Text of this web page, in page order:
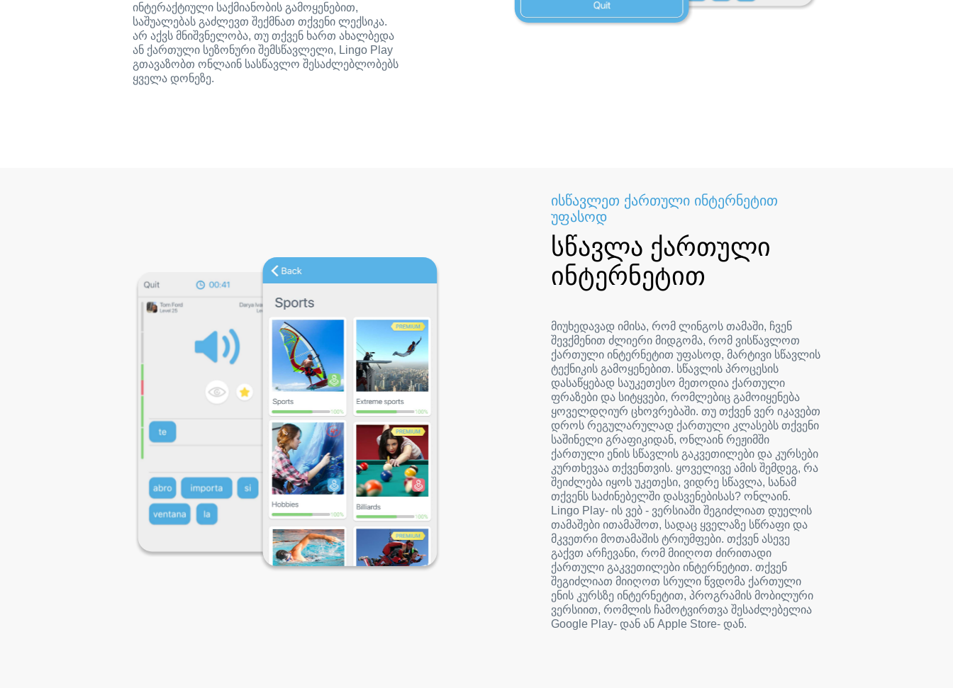
ინტერაქტიული საქმიანობის გამოყენებით,
საშუალებას გაძლევთ შექმნათ თქვენი ლექსიკა.
არ აქვს მნიშვნელობა, თუ თქვენ ხართ ახალბედა
ან ქართული სეზონური შემსწავლელი, Lingo Play
გთავაზობთ ონლაინ სასწავლო შესაძლებლობებს
ყველა დონეზე.
ისწავლეთ ქართული ინტერნეტით
უფასოდ
სწავლა ქართული
ინტერნეტით
მიუხედავად იმისა, რომ ლინგოს თამაში, ჩვენ
შევქმენით ძლიერი მიდგომა, რომ ვისწავლოთ
ქართული ინტერნეტით უფასოდ, მარტივი სწავლის
ტექნიკის გამოყენებით. სწავლის პროცესის
დასაწყებად საუკეთესო მეთოდია ქართული
ფრაზები და სიტყვები, რომლებიც გამოიყენება
ყოველდღიურ ცხოვრებაში. თუ თქვენ ვერ იკავებთ
დროს რეგულარულად ქართული კლასებს თქვენი
საშინელი გრაფიკიდან, ონლაინ რეჟიმში
ქართული ენის სწავლის გაკვეთილები და კურსები
კურთხევაა თქვენთვის. ყოველივე ამის შემდეგ, რა
შეიძლება იყოს უკეთესი, ვიდრე სწავლა, სანამ
თქვენს საძინებელში დასვენებისას? ონლაინ.
Lingo Play- ის ვებ - ვერსიაში შეგიძლიათ დუელის
თამაშები ითამაშოთ, სადაც ყველაზე სწრაფი და
მკვეთრი მოთამაშის ტრიუმფები. თქვენ ასევე
გაქვთ არჩევანი, რომ მიიღოთ ძირითადი
ქართული გაკვეთილები ინტერნეტით. თქვენ
შეგიძლიათ მიიღოთ სრული წვდომა ქართული
ენის კურსზე ინტერნეტით, პროგრამის მობილური
ვერსიით, რომლის ჩამოტვირთვა შესაძლებელია
Google Play- დან ან Apple Store- დან.